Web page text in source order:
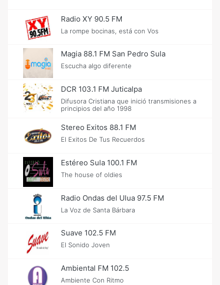
Radio XY 90.5 FM
La rompe bocinas, está con Vos
Magia 88.1 FM San Pedro Sula
Escucha algo diferente
DCR 103.1 FM Juticalpa
Difusora Cristiana que inició transmisiones a
principios del año 1998
Stereo Exitos 88.1 FM
El Exitos De Tus Recuerdos
Estéreo Sula 100.1 FM
The house of oldies
Radio Ondas del Ulua 97.5 FM
La Voz de Santa Bárbara
Suave 102.5 FM
El Sonido Joven
Ambiental FM 102.5
Ambiente Con Ritmo